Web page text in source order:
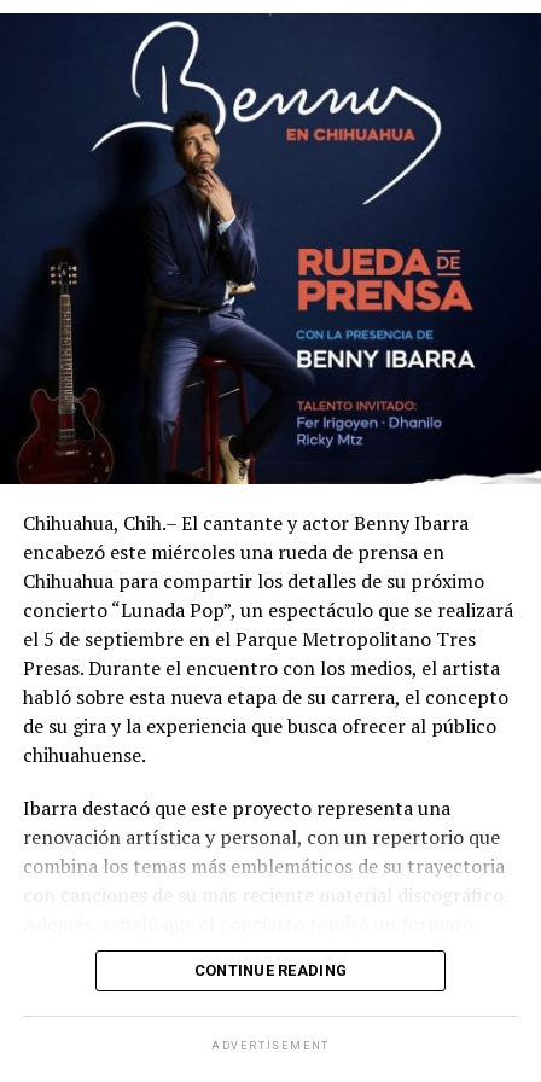
Chihuahua, Chih.– El cantante y actor Benny Ibarra
encabezó este miércoles una rueda de prensa en
Chihuahua para compartir los detalles de su próximo
concierto “Lunada Pop”, un espectáculo que se realizará
el 5 de septiembre en el Parque Metropolitano Tres
Presas. Durante el encuentro con los medios, el artista
habló sobre esta nueva etapa de su carrera, el concepto
de su gira y la experiencia que busca ofrecer al público
chihuahuense.
Ibarra destacó que este proyecto representa una
renovación artística y personal, con un repertorio que
combina los temas más emblemáticos de su trayectoria
con canciones de su más reciente material discográfico.
pensado para disfrutarse al aire libre, acompañado de
propuestas gastronómicas, talento local y una
atmósfera de convivencia.
CONTINUE READING
ADVERTISEMENT